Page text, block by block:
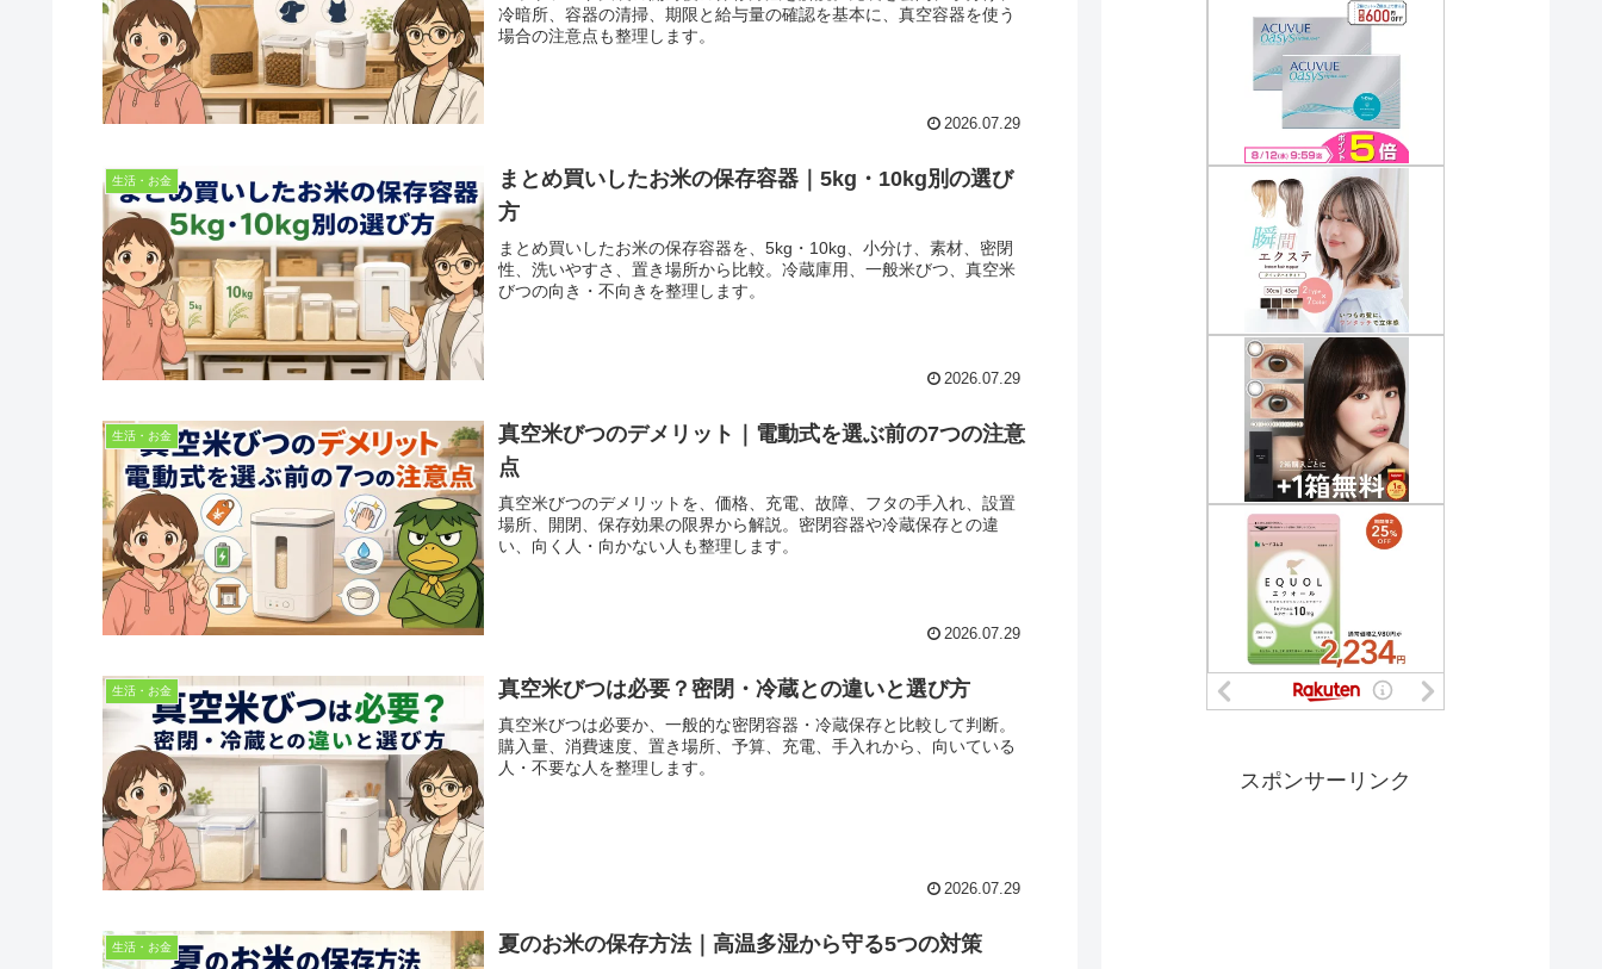
冷暗所、容器の清掃、期限と給与量の確認を基本に、真空容器を使う
場合の注意点も整理します。
2026.07.29
生活・お金
まとめ買いしたお米の保存容器｜5kg・10kg別の選び
方
まとめ買いしたお米の保存容器を、5kg・10kg、小分け、素材、密閉
性、洗いやすさ、置き場所から比較。冷蔵庫用、一般米びつ、真空米
びつの向き・不向きを整理します。
2026.07.29
生活・お金
真空米びつのデメリット｜電動式を選ぶ前の7つの注意
点
真空米びつのデメリットを、価格、充電、故障、フタの手入れ、設置
場所、開閉、保存効果の限界から解説。密閉容器や冷蔵保存との違
い、向く人・向かない人も整理します。
2026.07.29
生活・お金 真空米びつは必要？密閉・冷蔵との違いと選び方
真空米びつは必要か、一般的な密閉容器・冷蔵保存と比較して判断。
購入量、消費速度、置き場所、予算、充電、手入れから、向いている
人・不要な人を整理します。
2026.07.29
生活・お金 夏のお米の保存方法｜高温多湿から守る5つの対策
スポンサーリンク